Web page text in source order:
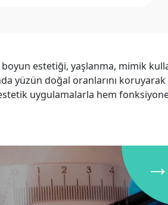
boyun estetiği, yaşlanma, mimik
yüzün doğal oranlarını
uygulamalarla hem
→